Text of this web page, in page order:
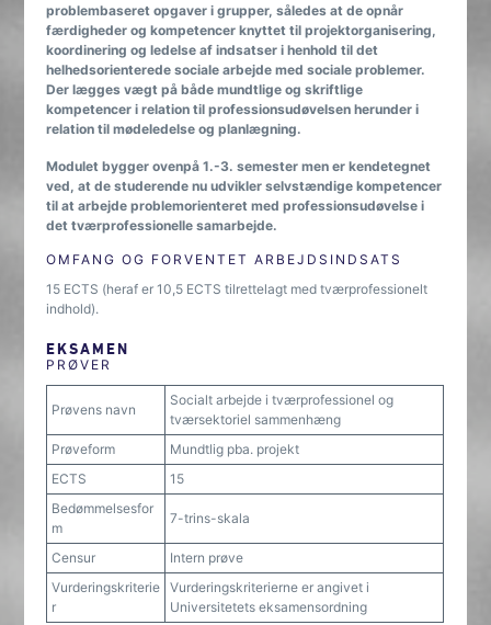
problembaseret opgaver i grupper, således at de opnår
færdigheder og kompetencer knyttet til projektorganisering,
koordinering og ledelse af indsatser i henhold til det
helhedsorienterede sociale arbejde med sociale problemer.
Der lægges vægt på både mundtlige og skriftlige
kompetencer i relation til professionsudøvelsen herunder i
relation til mødeledelse og planlægning.
Modulet bygger ovenpå 1.-3. semester men er kendetegnet
ved, at de studerende nu udvikler selvstændige kompetencer
til at arbejde problemorienteret med professionsudøvelse i
det tværprofessionelle samarbejde.
OMFANG OG FORVENTET ARBEJDSINDSATS
15 ECTS (heraf er 10,5 ECTS tilrettelagt med tværprofessionelt
indhold).
EKSAMEN
PRØVER
Prøvens navn
Socialt arbejde i tværprofessionel og
tværsektoriel sammenhæng
Prøveform
Mundtlig pba. projekt
ECTS
15
Bedømmelsesfor
m
7-trins-skala
Censur
Intern prøve
Vurderingskriterie
r
Vurderingskriterierne er angivet i
Universitetets eksamensordning